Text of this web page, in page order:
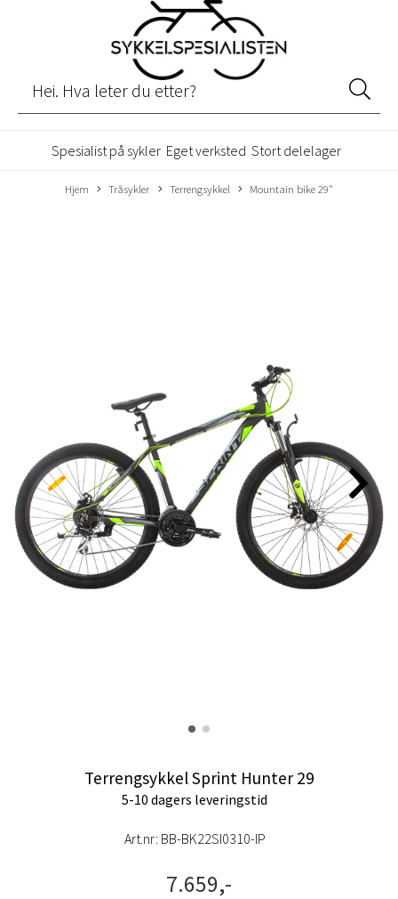
Spesialist på sykler Eget verksted Stort delelager
Hjem Tråsykler Terrengsykkel Mountain bike 29"
Terrengsykkel Sprint Hunter 29
5-10 dagers leveringstid
Art.nr: BB-BK22SI0310-IP
7.659,-